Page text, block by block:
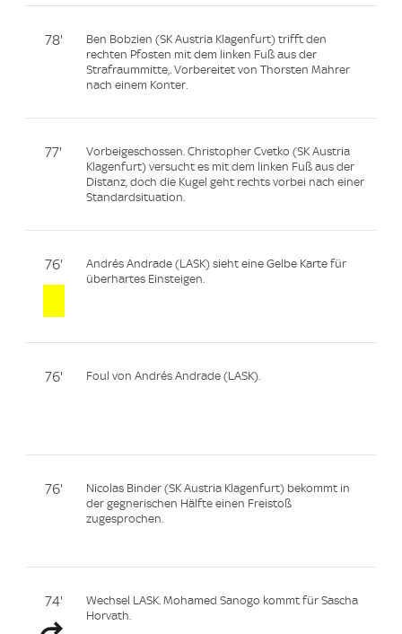
78'
Ben Bobzien (SK Austria Klagenfurt) trifft den
rechten Pfosten mit dem linken Fuß aus der
Strafraummitte,. Vorbereitet von Thorsten Mahrer
nach einem Konter.
77'
Vorbeigeschossen. Christopher Cvetko (SK Austria
Klagenfurt) versucht es mit dem linken Fuß aus der
Distanz, doch die Kugel geht rechts vorbei nach einer
Standardsituation.
76'
Andrés Andrade (LASK) sieht eine Gelbe Karte für
überhartes Einsteigen.
76' Foul von Andrés Andrade (LASK).
76'
Nicolas Binder (SK Austria Klagenfurt) bekommt in
der gegnerischen Hälfte einen Freistoß
zugesprochen.
74'
Wechsel LASK. Mohamed Sanogo kommt für Sascha
Horvath.